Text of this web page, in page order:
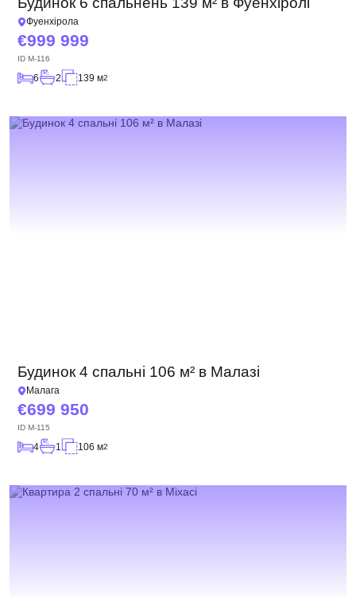
Фуенхірола
999 999
ID M-116
6 2 139 м2
Будинок 4 спальні 106 м² в Малазі
Малага
699 950
ID M-115
4 1 106 м2